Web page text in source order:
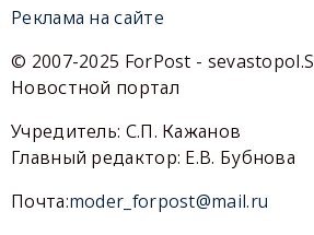
Реклама на сайте
© 2007-2025 ForPost -
Новостной портал
Учредитель: С.П. Кажанов
Главный редактор: Е.В. Бубнова
Почта:moder_forpost@mail.ru